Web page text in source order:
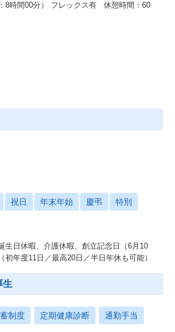
8時間00分） フレックス有 休憩時間：60
祝日 年末年始 慶弔 特別
生日休暇、介護休暇、創立記念日（6月10
初年度11日／最高20日／半日年休も可能）
生
制度 定期健康診断 通勤手当